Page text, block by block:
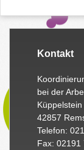
Kontakt
bei der
42857
Telefon:
Fax: 02191